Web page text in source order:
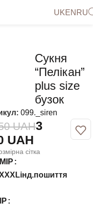
UKEN RU
Сукня
“Пелікан”
plus size
бузок
099._siren
UAH3
UAH
сітка
інд.пошиття